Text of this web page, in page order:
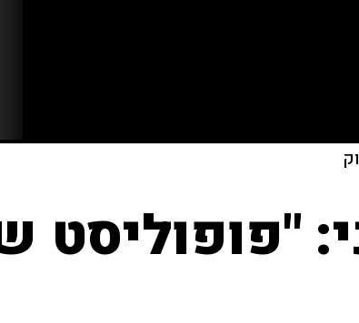
"פופוליסט